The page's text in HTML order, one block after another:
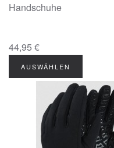
Handschuhe
44,95 €
AUSWÄHLEN